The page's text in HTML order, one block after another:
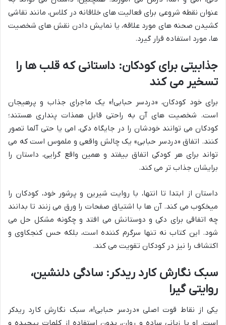
عنوان نقطه شروعی برای فعالیت های خلاقانه در کلاس، مانند نقاشی
کشیدن صحنه های مورد علاقه، یا نمایش دادن نقش های شخصیت
ها، مورد استفاده قرار گیرد.
جذابیتی برای کودکان: داستانی که قلب ها را
تسخیر می کند
برای خود کودکان، «دردسر حبابی!» یک ماجرای جذاب و پرهیجان
است. شخصیت های آن به راحتی قابل همذات پنداری هستند؛
کودکان می توانند خودشان را در جایگاه دکی، امی یا حتی آلما تصور
کنند. اتفاق «دردسر حبابی» یک چالش واقعی و ملموس است که می
تواند برای هر کودکی اتفاق بیفتد و همین واقع گرایی، داستان را
برایشان جذاب تر می کند.
داستان از ابتدا تا انتها، با روایت شیرین و پرشور خود، کودکان را
میخکوب می کند. آن ها با اشتیاق صفحات را ورق می زنند تا بدانند
چه اتفاقی برای دکی و دوستانش می افتد و چگونه مشکل حل می
شود. این کتاب نه تنها سرگرم کننده است، بلکه حس کنجکاوی و
اکتشاف را نیز در کودکان تقویت می کند.
سبک نگارش کارد ریدکر: سادگی دلنشین،
روایتی گیرا
یکی از نقاط قوت اصلی «دردسر حبابی!»، سبک نگارش کارد ریدکر
است. او با زبانی ساده و روان، بدون استفاده از کلمات پیچیده و